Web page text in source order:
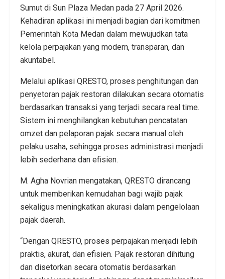
Sumut di Sun Plaza Medan pada 27 April 2026.
Kehadiran aplikasi ini menjadi bagian dari komitmen
Pemerintah Kota Medan dalam mewujudkan tata
kelola perpajakan yang modern, transparan, dan
akuntabel.
Melalui aplikasi QRESTO, proses penghitungan dan
penyetoran pajak restoran dilakukan secara otomatis
berdasarkan transaksi yang terjadi secara real time.
Sistem ini menghilangkan kebutuhan pencatatan
omzet dan pelaporan pajak secara manual oleh
pelaku usaha, sehingga proses administrasi menjadi
lebih sederhana dan efisien.
M. Agha Novrian mengatakan, QRESTO dirancang
untuk memberikan kemudahan bagi wajib pajak
sekaligus meningkatkan akurasi dalam pengelolaan
pajak daerah.
“Dengan QRESTO, proses perpajakan menjadi lebih
praktis, akurat, dan efisien. Pajak restoran dihitung
dan disetorkan secara otomatis berdasarkan